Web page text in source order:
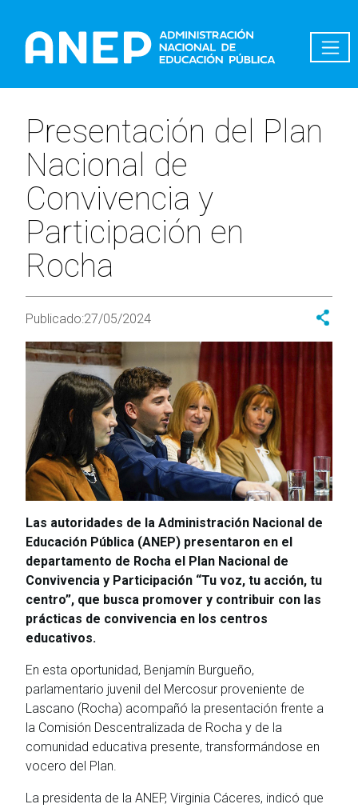
Presentación del Plan
Nacional de
Convivencia y
Participación en
Rocha
Publicado:27/05/2024
Las autoridades de la Administración Nacional de
Educación Pública (ANEP) presentaron en el
departamento de Rocha el Plan Nacional de
Convivencia y Participación “Tu voz, tu acción, tu
centro”, que busca promover y contribuir con las
prácticas de convivencia en los centros
educativos.
En esta oportunidad, Benjamín Burgueño,
parlamentario juvenil del Mercosur proveniente de
Lascano (Rocha) acompañó la presentación frente a
la Comisión Descentralizada de Rocha y de la
comunidad educativa presente, transformándose en
vocero del Plan.
La presidenta de la ANEP, Virginia Cáceres, indicó que